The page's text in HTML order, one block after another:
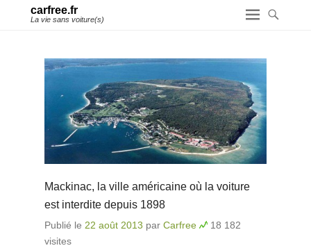
carfree.fr
La vie sans voiture(s)
Mackinac, la ville américaine où la voiture
est interdite depuis 1898
Publié le 22 août 2013 par Carfree
18 182
visites